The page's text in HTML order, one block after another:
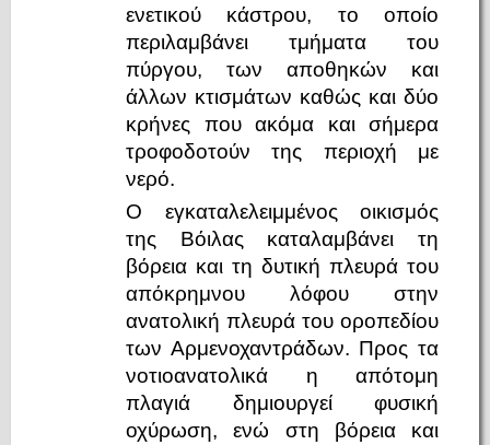
ενετικού κάστρου, το οποίο
περιλαμβάνει τμήματα του
πύργου, των αποθηκών και
άλλων κτισμάτων καθώς και δύο
κρήνες που ακόμα και σήμερα
τροφοδοτούν της περιοχή με
νερό.
Ο εγκαταλελειμμένος οικισμός
της Βόιλας καταλαμβάνει τη
βόρεια και τη δυτική πλευρά του
απόκρημνου λόφου στην
ανατολική πλευρά του οροπεδίου
των Αρμενοχαντράδων. Προς τα
νοτιοανατολικά η απότομη
πλαγιά δημιουργεί φυσική
οχύρωση, ενώ στη βόρεια και